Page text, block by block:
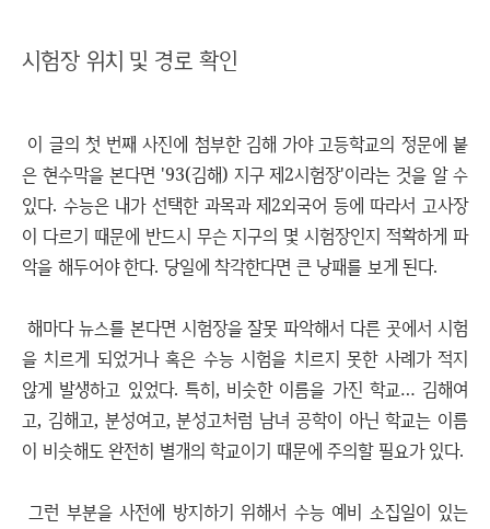
시험장 위치 및 경로 확인
이 글의 첫 번째 사진에 첨부한 김해 가야 고등학교의 정문에 붙
은 현수막을 본다면 '93(김해) 지구 제2시험장'이라는 것을 알 수
있다. 수능은 내가 선택한 과목과 제2외국어 등에 따라서 고사장
이 다르기 때문에 반드시 무슨 지구의 몇 시험장인지 적확하게 파
악을 해두어야 한다. 당일에 착각한다면 큰 낭패를 보게 된다.
해마다 뉴스를 본다면 시험장을 잘못 파악해서 다른 곳에서 시험
을 치르게 되었거나 혹은 수능 시험을 치르지 못한 사례가 적지
않게 발생하고 있었다. 특히, 비슷한 이름을 가진 학교… 김해여
고, 김해고, 분성여고, 분성고처럼 남녀 공학이 아닌 학교는 이름
이 비슷해도 완전히 별개의 학교이기 때문에 주의할 필요가 있다.
그런 부분을 사전에 방지하기 위해서 수능 예비 소집일이 있는